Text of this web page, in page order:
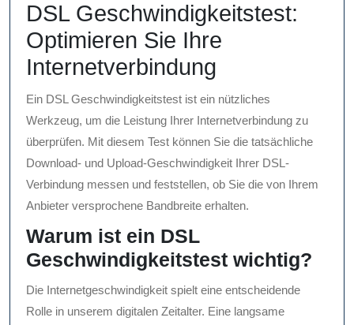
DSL Geschwindigkeitstest:
Optimieren Sie Ihre
Internetverbindung
Ein DSL Geschwindigkeitstest ist ein nützliches
Werkzeug, um die Leistung Ihrer Internetverbindung zu
überprüfen. Mit diesem Test können Sie die tatsächliche
Download- und Upload-Geschwindigkeit Ihrer DSL-
Verbindung messen und feststellen, ob Sie die von Ihrem
Anbieter versprochene Bandbreite erhalten.
Warum ist ein DSL
Geschwindigkeitstest wichtig?
Die Internetgeschwindigkeit spielt eine entscheidende
Rolle in unserem digitalen Zeitalter. Eine langsame